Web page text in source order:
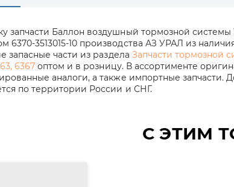
запчасти Баллон воздушный тормозной
6370-3513015-10 производства АЗ УРАЛ из
запасные части из раздела Запчасти тормозной
6367оптом и в розницу. В ассортименте
аналоги, а также импортные запчасти.
по территории России и СНГ.
С ЭТИМ